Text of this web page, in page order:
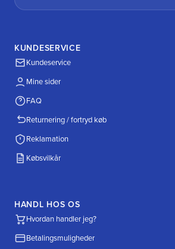
KUNDESERVICE
Kundeservice
Mine sider
FAQ
Returnering / fortryd køb
Reklamation
Købsvilkår
HANDL HOS OS
Hvordan handler jeg?
Betalingsmuligheder